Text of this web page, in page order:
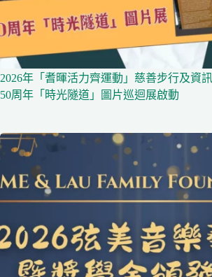
2026年「耆暉活力齊運動」慈善步行及資
50周年「時光隧道」圖片巡迴展啟動